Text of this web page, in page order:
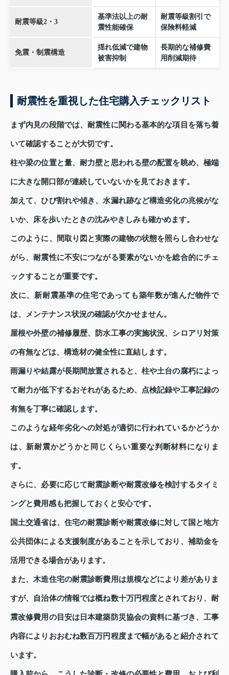
耐震等級2・3
基準法以上の耐
震性能確保
耐震等級割引で
保険料軽減
免震・制震構造
揺れ低減で建物
被害抑制
長期的な補修費
用削減期待
耐震性を重視した住宅購入チェックリスト
まず内見の段階では、耐震性に関わる基本的な項目を落ち着
いて確認することが大切です。
柱や梁の位置と量、耐力壁と思われる壁の配置を眺め、極端
に大きな開口部が連続していないかを見ておきます。
加えて、ひび割れや傾き、水漏れ跡など構造劣化の兆候がな
いか、床を歩いたときの沈みやきしみも確かめます。
このように、間取り図と実際の建物の状態を照らし合わせな
がら、耐震性に不安につながる要素がないかを総合的にチェ
ックすることが重要です。
次に、新耐震基準の住宅であっても築年数が進んだ物件で
は、メンテナンス状況の確認が欠かせません。
屋根や外壁の補修履歴、防水工事の実施状況、シロアリ対策
の有無などは、構造材の健全性に直結します。
雨漏りや結露が長期間放置されると、柱や土台の腐朽によっ
て耐力が低下するおそれがあるため、点検記録や工事記録の
有無を丁寧に確認します。
このような経年劣化への対処が適切に行われているかどうか
は、新耐震かどうかと同じくらい重要な判断材料になりま
す。
さらに、必要に応じて耐震診断や耐震改修を検討するタイミ
ングと費用感も把握しておくと安心です。
国土交通省は、住宅の耐震診断や耐震改修に対して国と地方
公共団体による支援制度があることを示しており、補助金を
活用できる場合があります。
また、木造住宅の耐震診断費用は規模などにより差がありま
すが、自治体の情報では概ね数十万円程度とされており、耐
震改修費用の目安は日本建築防災協会の資料に基づき、工事
内容によりおおむね数百万円程度まで幅があると紹介されて
います。